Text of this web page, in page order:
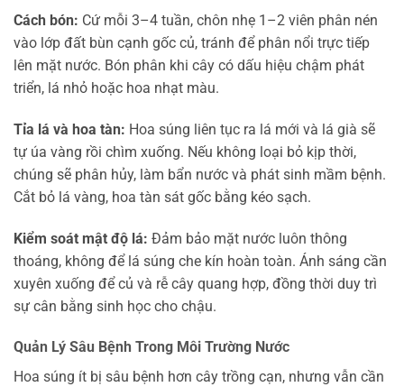
Cách bón: Cứ mỗi 3–4 tuần, chôn nhẹ 1–2 viên phân nén
vào lớp đất bùn cạnh gốc củ, tránh để phân nổi trực tiếp
lên mặt nước. Bón phân khi cây có dấu hiệu chậm phát
triển, lá nhỏ hoặc hoa nhạt màu.
Tỉa lá và hoa tàn: Hoa súng liên tục ra lá mới và lá già sẽ
tự úa vàng rồi chìm xuống. Nếu không loại bỏ kịp thời,
chúng sẽ phân hủy, làm bẩn nước và phát sinh mầm bệnh.
Cắt bỏ lá vàng, hoa tàn sát gốc bằng kéo sạch.
Kiểm soát mật độ lá: Đảm bảo mặt nước luôn thông
thoáng, không để lá súng che kín hoàn toàn. Ánh sáng cần
xuyên xuống để củ và rễ cây quang hợp, đồng thời duy trì
sự cân bằng sinh học cho chậu.
Quản Lý Sâu Bệnh Trong Môi Trường Nước
Hoa súng ít bị sâu bệnh hơn cây trồng cạn, nhưng vẫn cần